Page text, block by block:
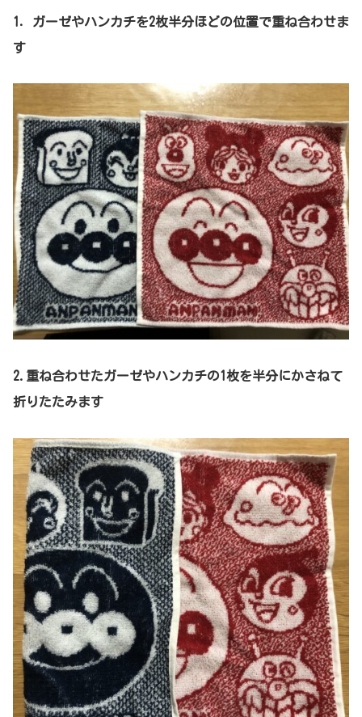
1．ガーゼやハンカチを2枚半分ほどの位置で重ね合わせま
す
2.重ね合わせたガーゼやハンカチの1枚を半分にかさねて
折りたたみます